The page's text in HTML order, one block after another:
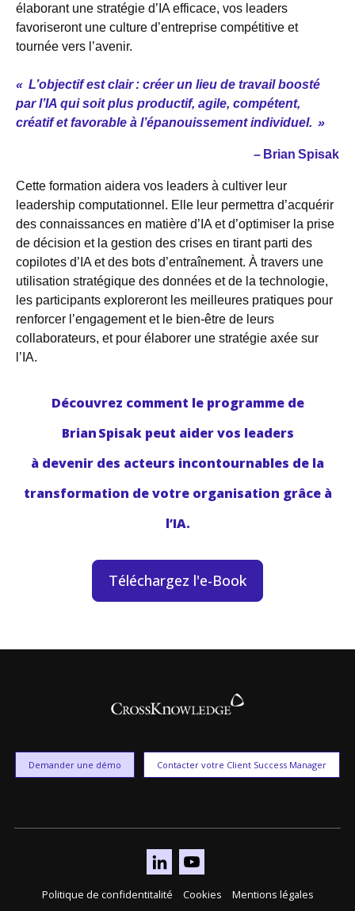
élaborant une stratégie d’IA efficace, vos leaders
favoriseront une culture d’entreprise compétitive et
tournée vers l’avenir.
« L’objectif est clair : créer un lieu de travail boosté
par l’IA qui soit plus productif, agile, compétent,
créatif et favorable à l’épanouissement individuel. »
– Brian Spisak
Cette formation aidera vos leaders à cultiver leur
leadership computationnel. Elle leur permettra d’acquérir
des connaissances en matière d’IA et d’optimiser la prise
de décision et la gestion des crises en tirant parti des
copilotes d’IA et des bots d’entraînement. À travers une
utilisation stratégique des données et de la technologie,
les participants exploreront les meilleures pratiques pour
renforcer l’engagement et le bien-être de leurs
collaborateurs, et pour élaborer une stratégie axée sur
l’IA.
Découvrez comment le programme de
Brian Spisak peut aider vos leaders
à devenir des acteurs incontournables de la
transformation de votre organisation grâce à
l’IA.
Téléchargez l'e-Book
Demander une démo Contacter votre Client Success Manager
Politique de confidentitalité Cookies Mentions légales